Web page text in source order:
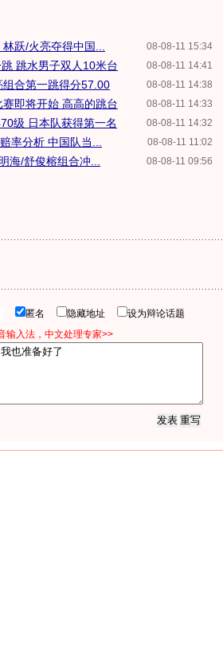
08-08-11 15:34
跃/火亮夺得中国...
08-08-11 14:41
跳水男子双人10米台
08-08-11 14:38
合第一跳得分57.00
08-08-11 14:33
即将开始 高高的跳台
08-08-11 14:32
级 日本队获得第一名
08-08-11 11:02
率分析 中国队当...
08-08-11 09:56
海/舒俊榕组合冲...
匿名 隐藏地址
设为辩论话题
输入法，中文处理专家>>